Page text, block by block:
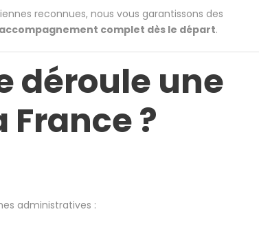
reconnues, nous vous garantissons des
complet dès le départ.
déroule une
?
administratives :